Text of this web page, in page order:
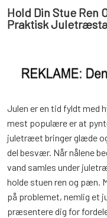
Hold Din Stue Ren
Praktisk
Julen er en tid fyldt med
mest populære er at
juletræet bringer glæde
del besvær. Når nålene
vand samles under
holde stuen ren og pæn.
på problemet, nemlig et
præsentere dig for